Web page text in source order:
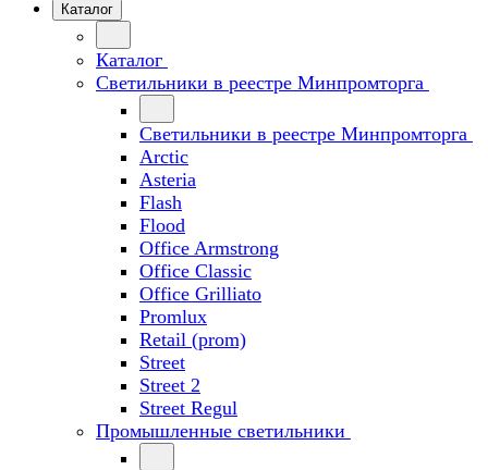
Каталог
Каталог
Светильники в реестре Минпромторга
Светильники в реестре Минпромторга
Arctic
Asteria
Flash
Flood
Office Armstrong
Office Classic
Office Grilliato
Promlux
Retail (prom)
Street
Street 2
Street Regul
Промышленные светильники